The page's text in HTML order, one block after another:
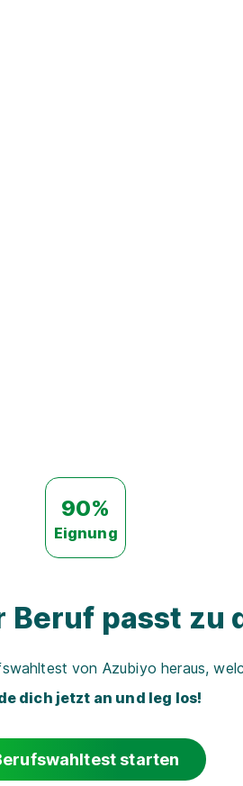
90%
Eignung
Beruf passt zu
von Azubiyo heraus,
dich jetzt an und leg los!
starten